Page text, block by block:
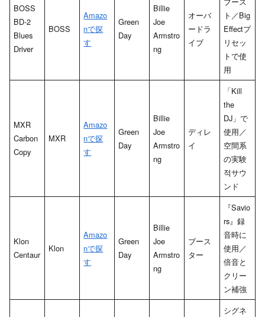
BOSS
BD-2
Blues
Driver
BOSS
Amazo
nで探
す
Green
Day
Billie
Joe
Armstro
ng
オーバ
ードラ
イブ
ト／Big
Effectプ
リセッ
トで使
用
MXR
Carbon
Copy
MXR
Amazo
nで探
す
Green
Day
Billie
Joe
Armstro
ng
ディレ
イ
「Kill
the
DJ」で
使用／
空間系
の実験
적サウ
ンド
Klon
Centaur
Klon
Amazo
nで探
す
Green
Day
Billie
Joe
Armstro
ng
ブース
ター
『Savio
rs』録
音時に
使用／
倍音と
クリー
ン補強
シグネ